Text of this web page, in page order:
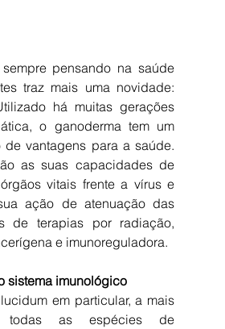
pensando na saúde
traz mais uma novidade:
há muitas gerações
o ganoderma tem um
de vantagens para a saúde.
as suas capacidades de
vitais frente a vírus e
ação de atenuação das
de terapias por radiação,
e imunoreguladora.
sistema imunológico
em particular, a mais
todas as espécies de